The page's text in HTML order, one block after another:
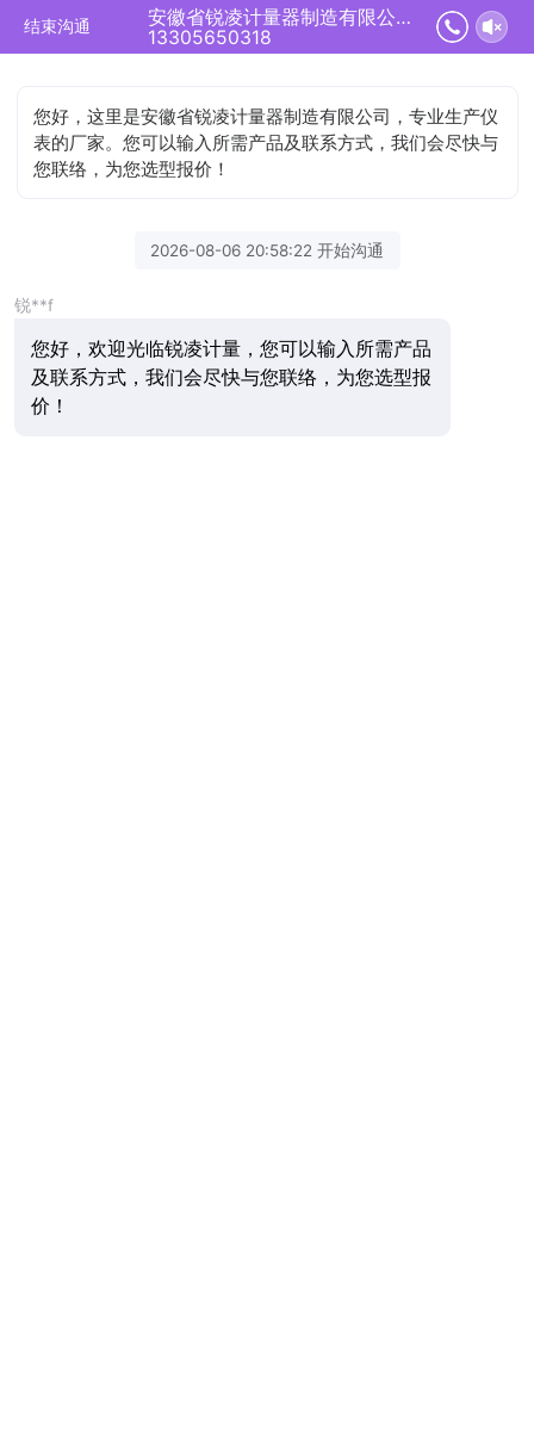
结束沟通
安徽省锐凌计量器制造有限公司正在为您服务
13305650318
您好，这里是安徽省锐凌计量器制造有限公司，专业生产仪
表的厂家。您可以输入所需产品及联系方式，我们会尽快与
您联络，为您选型报价！
2026-08-06 20:58:22 开始沟通
锐**f
您好，欢迎光临锐凌计量，您可以输入所需产品
及联系方式，我们会尽快与您联络，为您选型报
价！